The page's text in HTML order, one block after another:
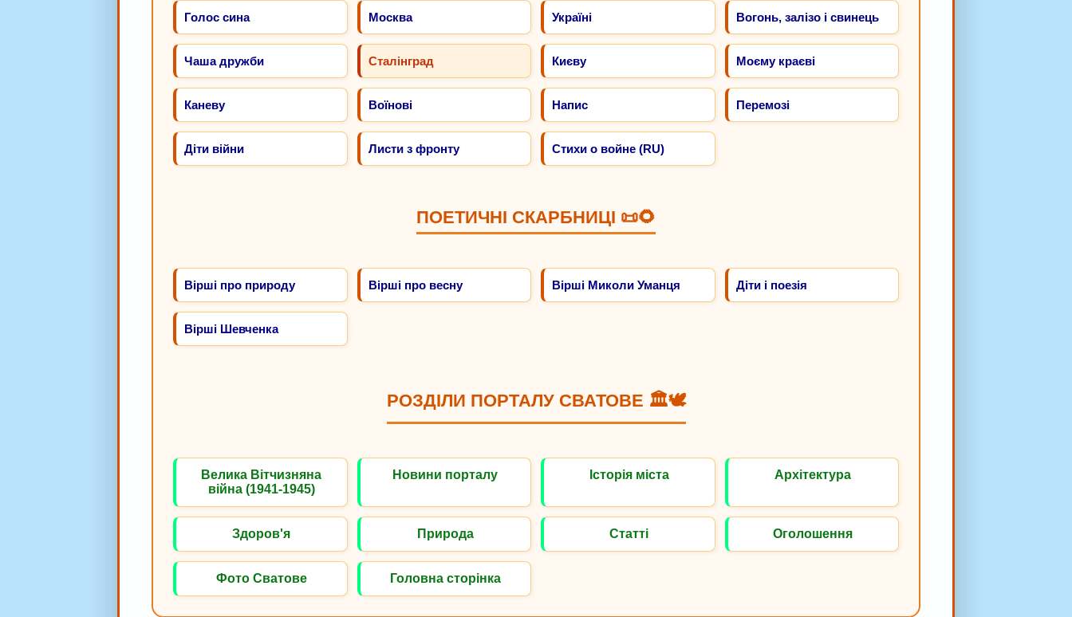
Голос сина Москва Україні Вогонь, залізо і свинець
Чаша дружби Сталінград Києву Моєму краєві
Каневу Воїнові Напис Перемозі
Діти війни Листи з фронту Стихи о войне (RU)
ПОЕТИЧНІ СКАРБНИЦІ 📜🌻
Вірші про природу Вірші про весну Вірші Миколи Уманця Діти і поезія
Вірші Шевченка
РОЗДІЛИ ПОРТАЛУ СВАТОВЕ 🏛️🕊️
Велика Вітчизняна
війна (1941-1945)
Новини порталу Історія міста Архітектура
Здоров'я Природа Статті Оголошення
Фото Сватове Головна сторінка